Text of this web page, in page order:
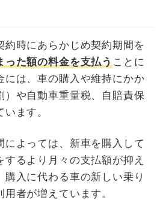
約時にあらかじめ契約期間を
った額の料金を支払う ことに
には、車の購入や維持にかか
）や自動車重量税、自賠責保
ます。
によっては、新車を購入して
するより月々の支払額が抑え
購入に代わる車の新しい乗り
者が増えています。